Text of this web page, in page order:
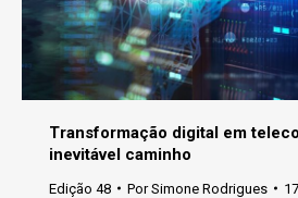
Transformação digital em
inevitável caminho
Edição 48 PorSimone Rodrigues